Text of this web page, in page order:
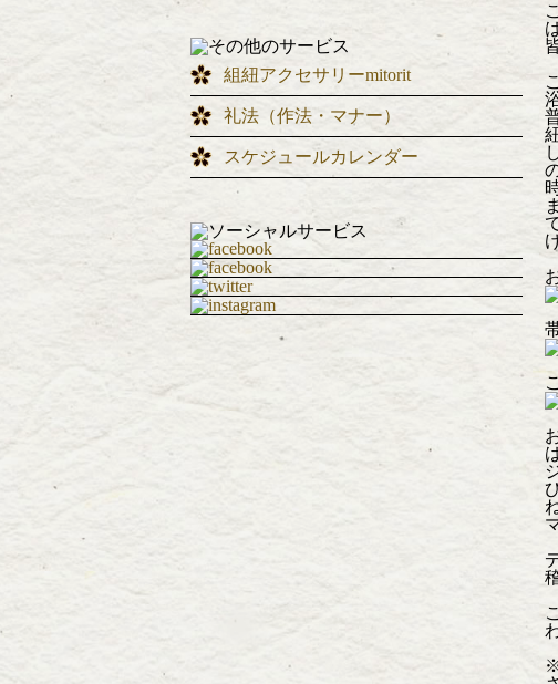
組紐アクセサリーmitorit
礼法（作法・マナー）
スケジュールカレンダー